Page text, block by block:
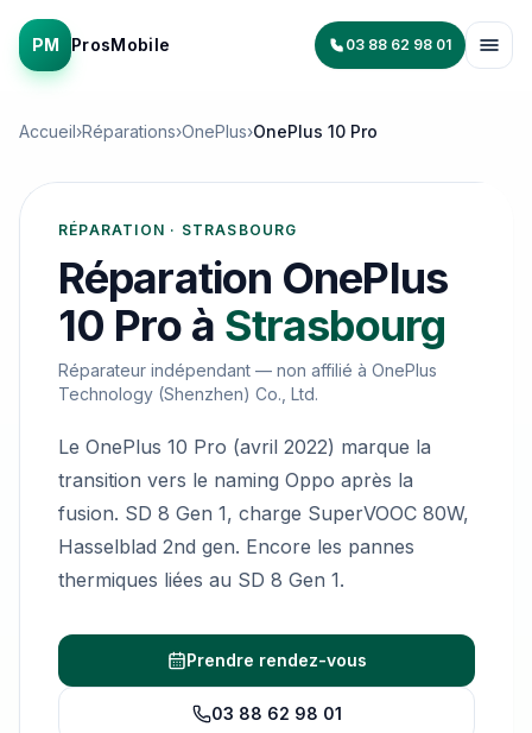
PM ProsMobile 03 88 62 98 01
Accueil›Réparations›OnePlus›OnePlus 10 Pro
RÉPARATION · STRASBOURG
Réparation OnePlus
10 Proà Strasbourg
Réparateur indépendant — non affilié à OnePlus
Technology (Shenzhen) Co., Ltd.
Le OnePlus 10 Pro (avril 2022) marque la
transition vers le naming Oppo après la
fusion. SD 8 Gen 1, charge SuperVOOC 80W,
Hasselblad 2nd gen. Encore les pannes
thermiques liées au SD 8 Gen 1.
Prendre rendez-vous
03 88 62 98 01